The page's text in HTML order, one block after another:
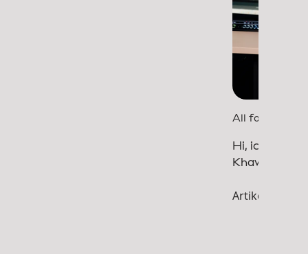
All for One
Hi, ich bin
Khawla.
Artikel lesen